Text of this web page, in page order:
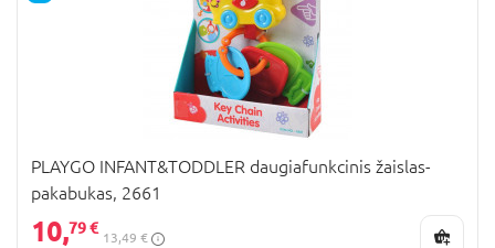
PLAYGO INFANT&TODDLER daugiafunkcinis žaislas-
pakabukas, 2661
10,79 €
13,49 €